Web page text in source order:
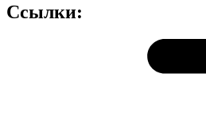
Ссылки: